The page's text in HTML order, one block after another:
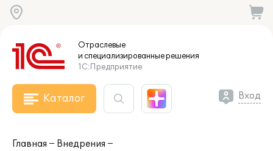
Отраслевые
и специализированныерешения
1С:Предприятие
Каталог Вход
Главная
Внедрения